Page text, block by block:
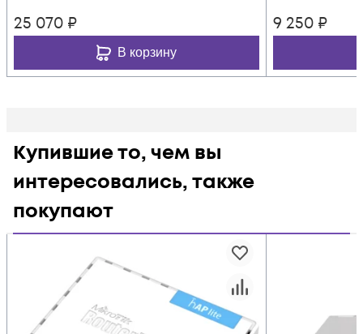
25 070 ₽
В корзину
9 250 ₽
Купившие то, чем вы
интересовались, также
покупают